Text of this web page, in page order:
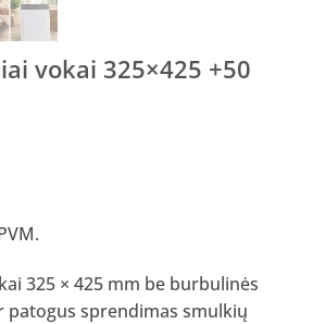
vokai 325×425 +50
325 × 425 mm be burbulinės
patogus sprendimas smulkių